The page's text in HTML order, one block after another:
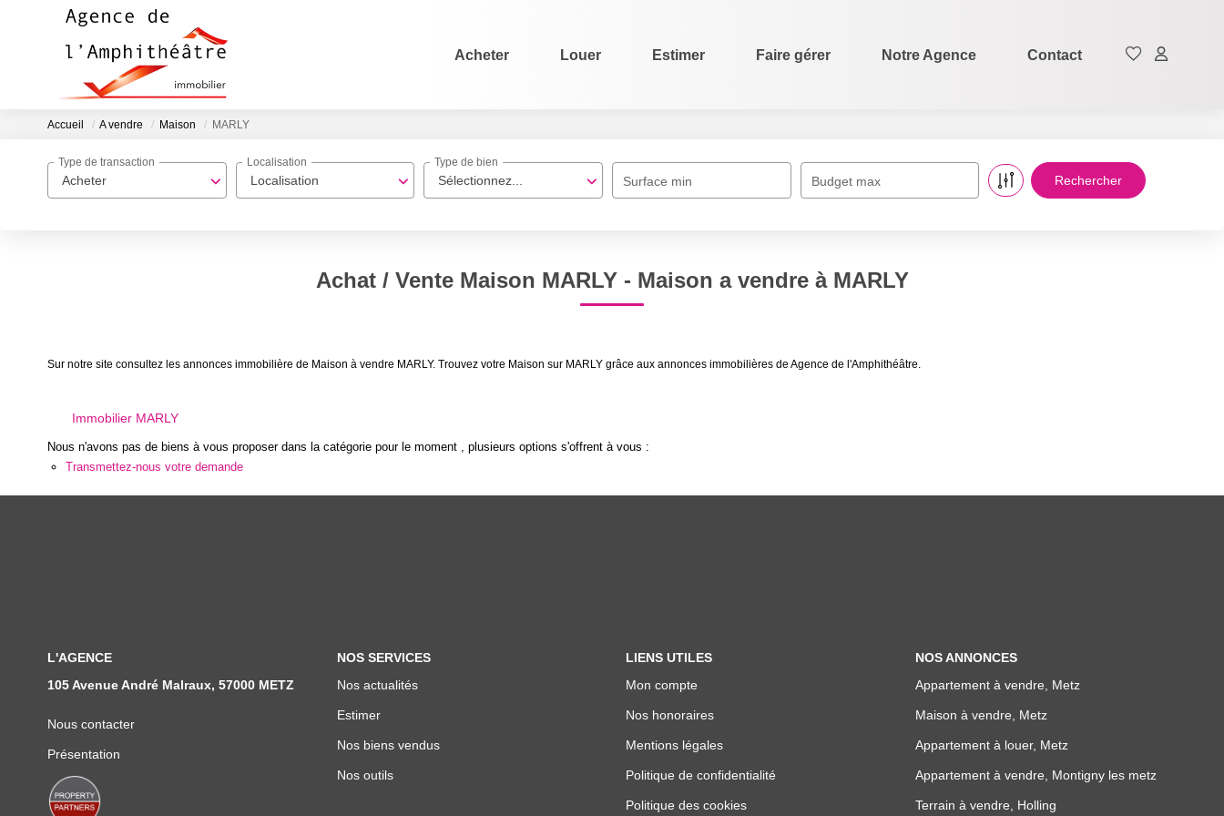
Acheter Louer Estimer Faire gérer Notre Agence Contact
Accueil A vendre Maison MARLY
Acheter
Type de transaction
Localisation
Localisation
Sélectionnez...
Type de bien
Surface min Budget max
Achat / Vente Maison MARLY - Maison a vendre à MARLY
Sur notre site consultez les annonces immobilière de Maison à vendre MARLY. Trouvez votre Maison sur MARLY grâce aux annonces immobilières de Agence de l'Amphithéâtre.
Immobilier MARLY
Nous n'avons pas de biens à vous proposer dans la catégorie pour le moment , plusieurs options s'offrent à vous :
Transmettez-nous votre demande
L'AGENCE
105 Avenue André Malraux, 57000 METZ
Nous contacter
Présentation
NOS SERVICES
Nos actualités
Estimer
Nos biens vendus
Nos outils
LIENS UTILES
Mon compte
Nos honoraires
Mentions légales
Politique de confidentialité
Politique des cookies
NOS ANNONCES
Appartement à vendre, Metz
Maison à vendre, Metz
Appartement à louer, Metz
Appartement à vendre, Montigny les metz
Terrain à vendre, Holling